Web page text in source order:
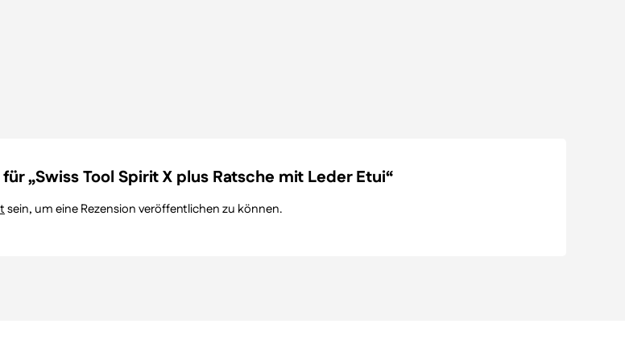
„Swiss Tool Spirit X plus Ratsche mit Leder Etui“
sein, um eine Rezension veröffentlichen zu können.